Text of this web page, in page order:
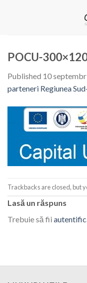
POCU-
Published 10
parteneri Regiunea
Trackbacks are closed, but
Lasă un răspuns
Trebuie să fii